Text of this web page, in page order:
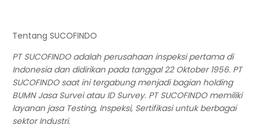
Tentang SUCOFINDO
PT SUCOFINDO adalah perusahaan inspeksi pertama di
Indonesia dan didirikan pada tanggal 22 Oktober 1956. PT
SUCOFINDO saat ini tergabung menjadi bagian holding
BUMN Jasa Survei atau ID Survey. PT SUCOFINDO memiliki
layanan jasa Testing, Inspeksi, Sertifikasi untuk berbagai
sektor Industri.